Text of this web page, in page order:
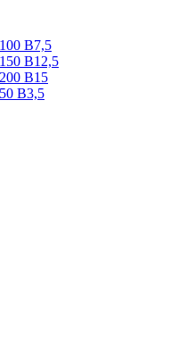
В7,5
В12,5
В15
В3,5